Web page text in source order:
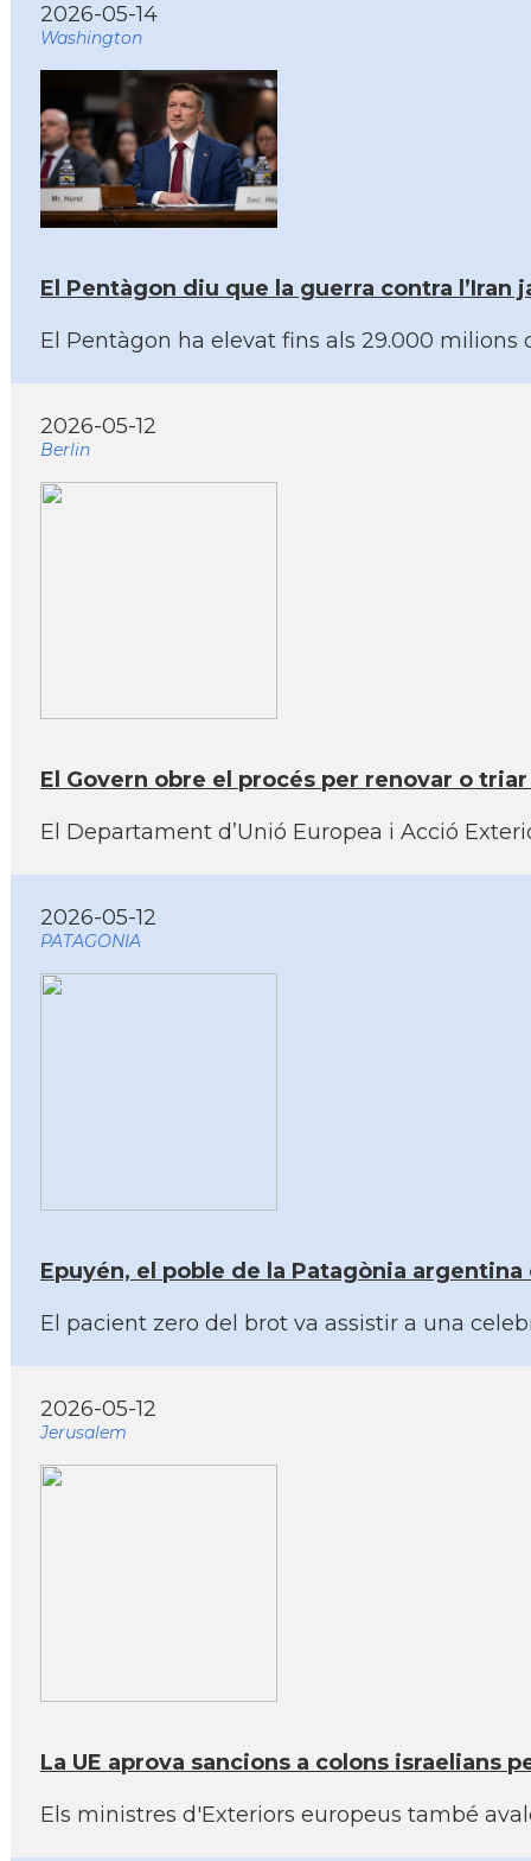
2026-05-14
Washington
El Pentàgon diu que la guerra contra l’Iran
El Pentàgon ha elevat fins als 29.000 milions
2026-05-12
Berlin
El Govern obre el procés per renovar o
El Departament d’Unió Europea i Acció
2026-05-12
PATAGONIA
Epuyén, el poble de la Patagònia
El pacient zero del brot va assistir a una
2026-05-12
Jerusalem
La UE aprova sancions a colons
Els ministres d'Exteriors europeus també